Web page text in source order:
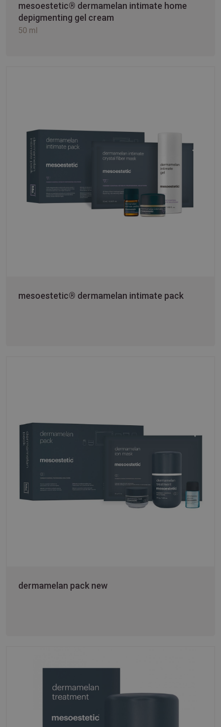
mesoestetic® dermamelan intimate home
depigmenting gel cream
50 ml
mesoestetic® dermamelan intimate pack
dermamelan pack new